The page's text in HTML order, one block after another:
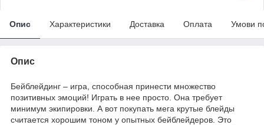
Опис Характеристики Доставка Оплата Умови
Опис
Бейблейдинг – игра, способная принести множество
позитивных эмоций! Играть в нее просто. Она требует
минимум экипировки. А вот покупать мега крутые блейды
считается хорошим тоном у опытных бейблейдеров. Это